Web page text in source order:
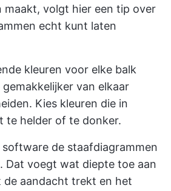
maakt, volgt hier een tip over
echt kunt laten
kleuren voor elke balk
van elkaar
Kies kleuren die in
te helder of te donker.
software de staafdiagrammen
Dat voegt wat diepte toe aan
de aandacht trekt en het